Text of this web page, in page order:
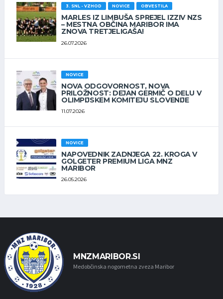
3. SNL - VZHOD NOVICE OBVESTILA
MARLES IZ LIMBUŠA SPREJEL IZZIV NZS
– MESTNA OBČINA MARIBOR IMA
ZNOVA TRETJELIGAŠA!
26.07.2026
NOVICE
NOVA ODGOVORNOST, NOVA
PRILOŽNOST: DEJAN GERMIČ O DELU V
OLIMPIJSKEM KOMITEJU SLOVENIJE
11.07.2026
NOVICE
NAPOVEDNIK ZADNJEGA 22. KROGA V
GOLGETER PREMIUM LIGA MNZ
MARIBOR
26.05.2026
MNZMARIBOR.SI
Medobčinska nogometna zveza Maribor